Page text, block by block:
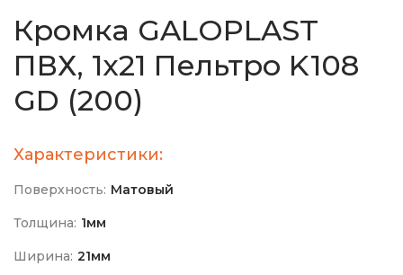
Кромка GALOPLAST
ПВХ, 1х21 Пельтро K108
GD (200)
Характеристики:
Поверхность: Матовый
Толщина: 1мм
Ширина: 21мм